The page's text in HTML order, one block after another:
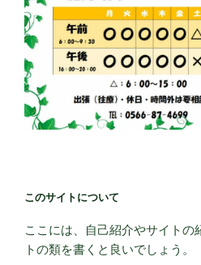
このサイトについて
ここには、自己紹介やサイトの
トの類を書くと良いでしょう。